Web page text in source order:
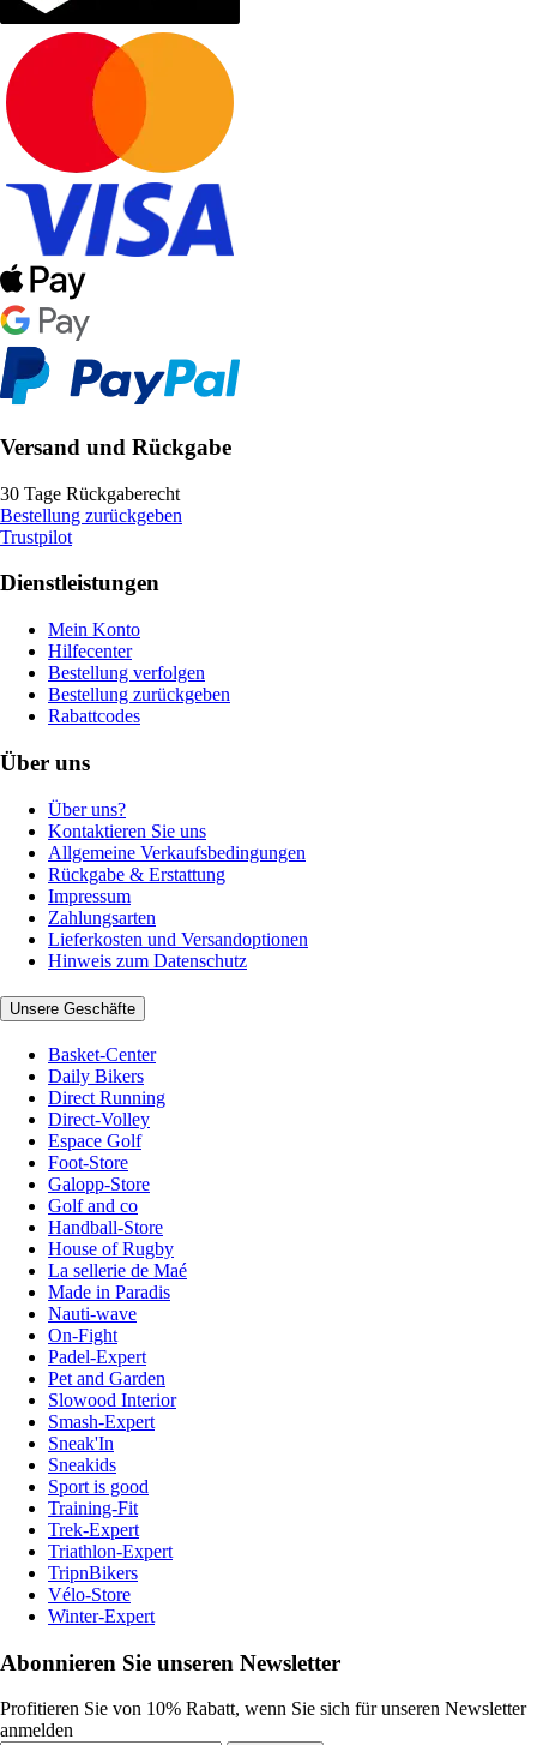
Versand und Rückgabe
30 Tage Rückgaberecht
Bestellung zurückgeben
Trustpilot
Dienstleistungen
Mein Konto
Hilfecenter
Bestellung verfolgen
Bestellung zurückgeben
Rabattcodes
Über uns
Über uns?
Kontaktieren Sie uns
Allgemeine Verkaufsbedingungen
Rückgabe & Erstattung
Impressum
Zahlungsarten
Lieferkosten und Versandoptionen
Hinweis zum Datenschutz
Unsere Geschäfte
Basket-Center
Daily Bikers
Direct Running
Direct-Volley
Espace Golf
Foot-Store
Galopp-Store
Golf and co
Handball-Store
House of Rugby
La sellerie de Maé
Made in Paradis
Nauti-wave
On-Fight
Padel-Expert
Pet and Garden
Slowood Interior
Smash-Expert
Sneak'In
Sneakids
Sport is good
Training-Fit
Trek-Expert
Triathlon-Expert
TripnBikers
Vélo-Store
Winter-Expert
Abonnieren Sie unseren Newsletter
Profitieren Sie von 10% Rabatt, wenn Sie sich für unseren Newsletter
anmelden